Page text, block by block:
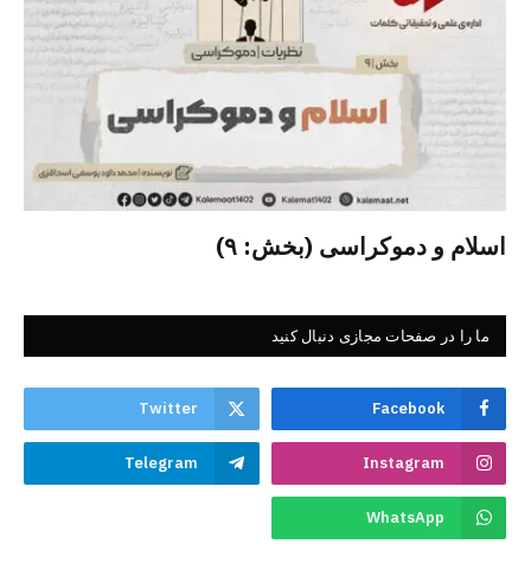
اسلام و دموکراسی (بخش: ۹)
ما را در صفحات مجازی دنبال کنید
Facebook
Twitter
Instagram
Telegram
WhatsApp